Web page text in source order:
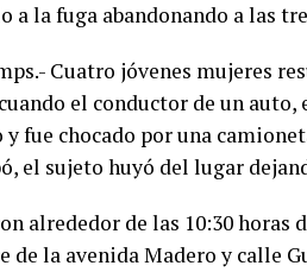
a la fuga abandonando a las
Cuatro jóvenes mujeres
el conductor de un auto,
y fue chocado por una
el sujeto huyó del lugar
alrededor de las 10:30 horas
de la avenida Madero y calle